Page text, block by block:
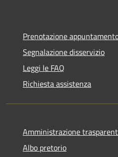
Prenotazione
Segnalazione disservizio
Leggi le FAQ
Richiesta assistenza
Amministrazione
Albo pretorio